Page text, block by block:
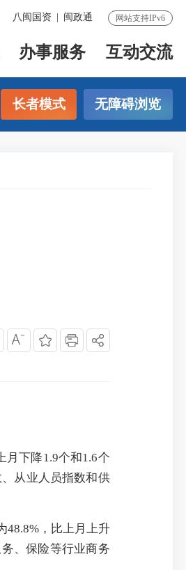
网站支持IPv6
八闽国资 闽政通
办事服务 互动交流
长者模式 无障碍浏览
月下降1.9个和1.6个
从业人员指数和供
48.8%，比上月上升
、保险等行业商务